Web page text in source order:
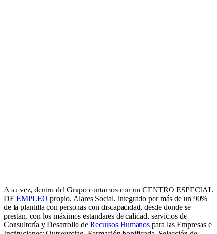
A su vez, dentro del Grupo contamos con un CENTRO ESPECIAL
DE EMPLEO propio, Alares Social, integrado por más de un 90%
de la plantilla con personas con discapacidad, desde donde se
prestan, con los máximos estándares de calidad, servicios de
Consultoría y Desarrollo de Recursos Humanos para las Empresas e